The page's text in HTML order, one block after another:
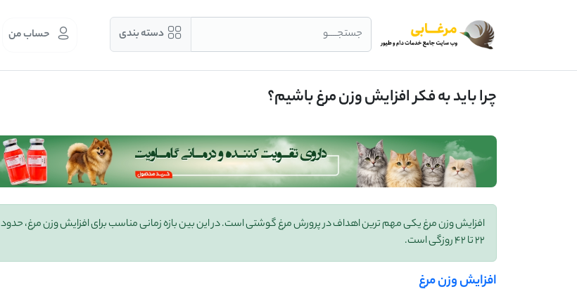
جستجــــو دسته بندی حساب من
چرا باید به فکر افزایش وزن مرغ باشیم؟
افزایش وزن مرغ یکی مهم ترین اهداف در پرورش مرغ گوشتی است. در این بین بازه زمانی مناسب برای افزایش وزن مرغ، حدود
22 تا 42 روزگی است.
افزایش وزن مرغ